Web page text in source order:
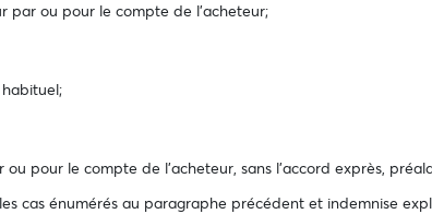
par ou pour le compte de l'acheteur;
pour le compte de l'acheteur, sans l'accord exprès,
cas énumérés au paragraphe précédent et indemnise